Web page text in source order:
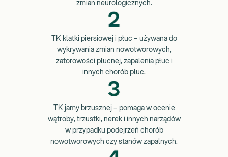
zmian neurologicznych.
TK klatki piersiowej i płuc – używana do
wykrywania zmian nowotworowych,
zatorowości płucnej, zapalenia płuc i
innych chorób płuc.
TK jamy brzusznej – pomaga w ocenie
wątroby, trzustki, nerek i innych narządów
w przypadku podejrzeń chorób
nowotworowych czy stanów zapalnych.